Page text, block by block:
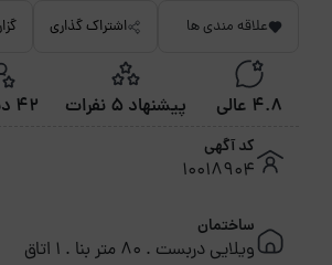
علاقه مندی ها اشتراک گذاری
4.8 عالی پیشنهاد 5 نفرات 42 دیدگاه
کد آگهی
10018904
ساختمان
ویلایی دربست . 80 متر بنا . 1 اتاق